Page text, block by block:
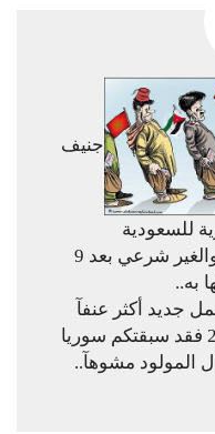
جنيف
ﻹستخراج مولودها المشوه والغير شرعي بعد 9
به..
جديد أكثر عنفآ
ودموية، فلا تعولوا على جنيف2 فقد سبقتكم سوريا